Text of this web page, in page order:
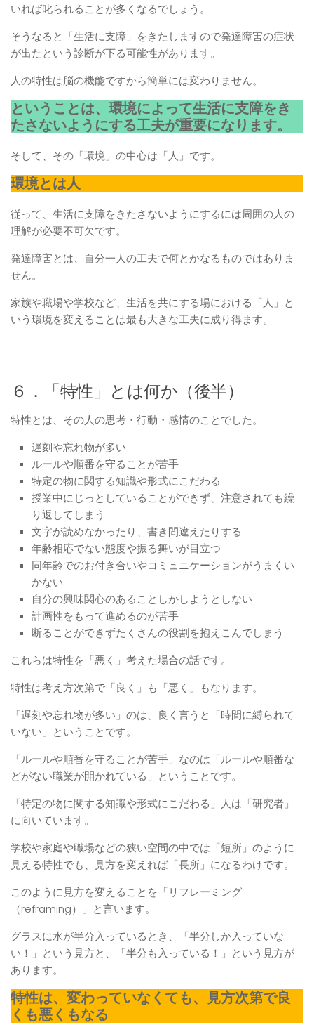
いれば叱られることが多くなるでしょう。
そうなると「生活に支障」をきたしますので発達障害の症状
が出たという診断が下る可能性があります。
人の特性は脳の機能ですから簡単には変わりません。
ということは、環境によって生活に支障をき
たさないようにする工夫が重要になります。
そして、その「環境」の中心は「人」です。
環境とは人
従って、生活に支障をきたさないようにするには周囲の人の
理解が必要不可欠です。
発達障害とは、自分一人の工夫で何とかなるものではありま
せん。
家族や職場や学校など、生活を共にする場における「人」と
いう環境を変えることは最も大きな工夫に成り得ます。
６．「特性」とは何か（後半）
特性とは、その人の思考・行動・感情のことでした。
遅刻や忘れ物が多い
ルールや順番を守ることが苦手
特定の物に関する知識や形式にこだわる
授業中にじっとしていることができず、注意されても繰
り返してしまう
文字が読めなかったり、書き間違えたりする
年齢相応でない態度や振る舞いが目立つ
同年齢でのお付き合いやコミュニケーションがうまくい
かない
自分の興味関心のあることしかしようとしない
計画性をもって進めるのが苦手
断ることができずたくさんの役割を抱えこんでしまう
これらは特性を「悪く」考えた場合の話です。
特性は考え方次第で「良く」も「悪く」もなります。
「遅刻や忘れ物が多い」のは、良く言うと「時間に縛られて
いない」ということです。
「ルールや順番を守ることが苦手」なのは「ルールや順番な
どがない職業が開かれている」ということです。
「特定の物に関する知識や形式にこだわる」人は「研究者」
に向いています。
学校や家庭や職場などの狭い空間の中では「短所」のように
見える特性でも、見方を変えれば「長所」になるわけです。
このように見方を変えることを「リフレーミング
（reframing）」と言います。
グラスに水が半分入っているとき、「半分しか入っていな
い！」という見方と、「半分も入っている！」という見方が
あります。
特性は、変わっていなくても、見方次第で良
くも悪くもなる